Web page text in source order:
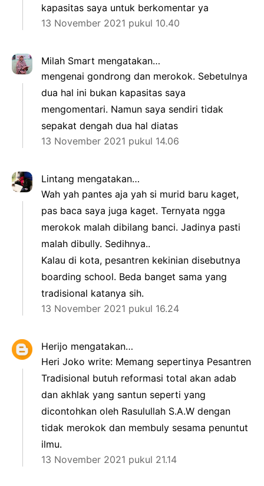
kapasitas saya untuk berkomentar ya
13 November 2021 pukul 10.40
Milah Smart mengatakan…
mengenai gondrong dan merokok. Sebetulnya
dua hal ini bukan kapasitas saya
mengomentari. Namun saya sendiri tidak
sepakat dengah dua hal diatas
13 November 2021 pukul 14.06
Lintang mengatakan…
Wah yah pantes aja yah si murid baru kaget,
pas baca saya juga kaget. Ternyata ngga
merokok malah dibilang banci. Jadinya pasti
malah dibully. Sedihnya..
Kalau di kota, pesantren kekinian disebutnya
boarding school. Beda banget sama yang
tradisional katanya sih.
13 November 2021 pukul 16.24
Herijo mengatakan…
Heri Joko write: Memang sepertinya Pesantren
Tradisional butuh reformasi total akan adab
dan akhlak yang santun seperti yang
dicontohkan oleh Rasulullah S.A.W dengan
tidak merokok dan membuly sesama penuntut
ilmu.
13 November 2021 pukul 21.14